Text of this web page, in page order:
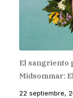
El sangriento
Midsommar:
22 septiembre,